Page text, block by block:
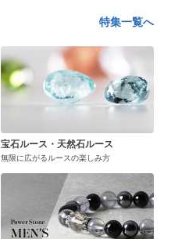
特集一覧へ
宝石ルース・天然石ルース
無限に広がるルースの楽しみ方